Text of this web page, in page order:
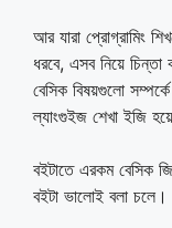
আর যারা প্রোগ্রামিং
ধরবে, এসব নিয়ে
বেসিক বিষয়গুলো
ল্যাংগুইজ শেখা ইজি
বইটাতে এরকম বেসিক
বইটা ভালোই বলা চলে।